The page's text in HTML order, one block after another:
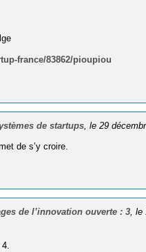
france/83862/pioupiou
de startups , le 29
de s’y croire.
de l’innovation ouverte : 3, le
4.